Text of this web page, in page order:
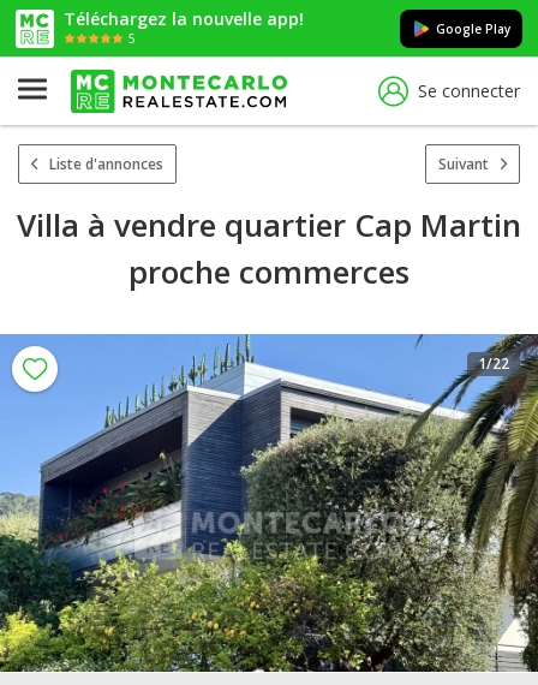
Téléchargez la nouvelle app!
5
Google Play
Se connecter
Liste d'annonces Suivant
Villa à vendre quartier Cap Martin
proche commerces
1/22